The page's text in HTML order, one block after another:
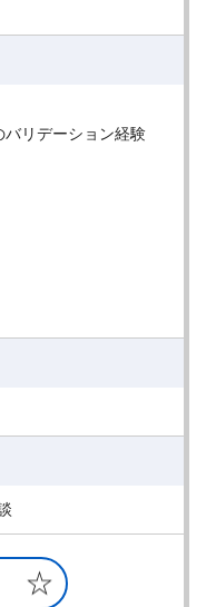
バリデーション経験